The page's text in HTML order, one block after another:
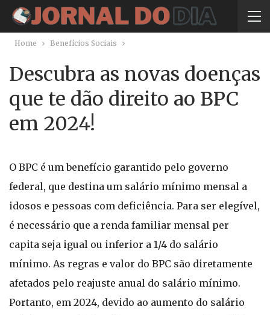
Home Benefícios Sociais
Descubra as novas doenças
que te dão direito ao BPC
em 2024!
O BPC é um benefício garantido pelo governo
federal, que destina um salário mínimo mensal a
idosos e pessoas com deficiência. Para ser elegível,
é necessário que a renda familiar mensal per
capita seja igual ou inferior a 1/4 do salário
mínimo. As regras e valor do BPC são diretamente
afetados pelo reajuste anual do salário mínimo.
Portanto, em 2024, devido ao aumento do salário